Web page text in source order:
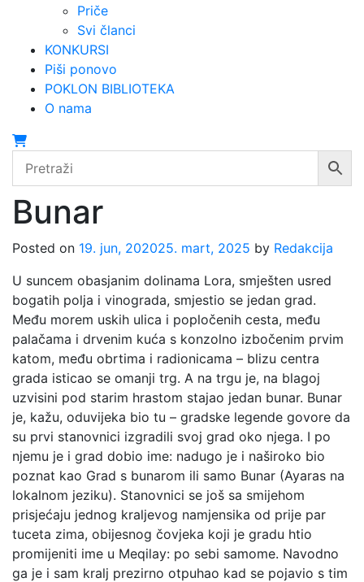
Priče
Svi članci
KONKURSI
Piši ponovo
POKLON BIBLIOTEKA
O nama
Bunar
Posted on 19. jun, 202025. mart, 2025 by Redakcija
U suncem obasjanim dolinama Lora, smješten usred
bogatih polja i vinograda, smjestio se jedan grad.
Među morem uskih ulica i popločenih cesta, među
palačama i drvenim kuća s konzolno izbočenim prvim
katom, među obrtima i radionicama – blizu centra
grada isticao se omanji trg. A na trgu je, na blagoj
uzvisini pod starim hrastom stajao jedan bunar. Bunar
je, kažu, oduvijeka bio tu – gradske legende govore da
su prvi stanovnici izgradili svoj grad oko njega. I po
njemu je i grad dobio ime: nadugo je i naširoko bio
poznat kao Grad s bunarom ili samo Bunar (Ayaras na
lokalnom jeziku). Stanovnici se još sa smijehom
prisjećaju jednog kraljevog namjensika od prije par
tuceta zima, obijesnog čovjeka koji je gradu htio
promijeniti ime u Meqilay: po sebi samome. Navodno
ga je i sam kralj prezirno otpuhao kad se pojavio s tim